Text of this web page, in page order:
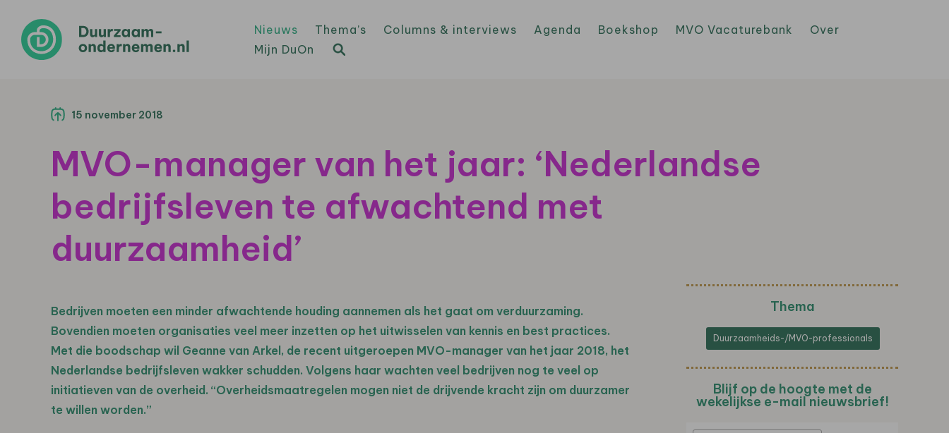
Nieuws Thema’s Columns & interviews Agenda Boekshop MVO Vacaturebank
Over
Mijn DuOn
15 november 2018
MVO-manager van het jaar: ‘Nederlandse
bedrijfsleven te afwachtend met
duurzaamheid’
Bedrijven moeten een minder afwachtende houding aannemen als het gaat om verduurzaming.
Bovendien moeten organisaties veel meer inzetten op het uitwisselen van kennis en best practices.
Met die boodschap wil Geanne van Arkel, de recent uitgeroepen MVO-manager van het jaar 2018, het
Nederlandse bedrijfsleven wakker schudden. Volgens haar wachten veel bedrijven nog te veel op
initiatieven van de overheid. “Overheidsmaatregelen mogen niet de drijvende kracht zijn om duurzamer
te willen worden.”
Thema
Duurzaamheids-/MVO-professionals
Blijf op de hoogte met de
wekelijkse e-mail nieuwsbrief!